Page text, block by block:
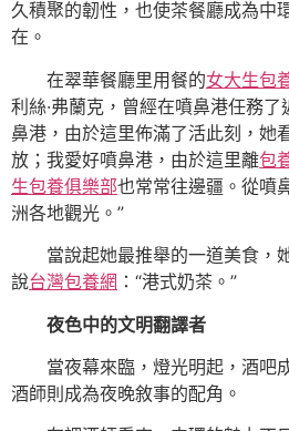
久積聚的韌性，也使茶餐廳成為中
在。
在翠華餐廳里用餐的女大生包
利絲·弗蘭克，曾經在噴鼻港任務
鼻港，由於這里佈滿了活此刻，她
放；我愛好噴鼻港，由於這里離包
生包養俱樂部也常常往邊疆。從噴
洲各地觀光。”
當說起她最推舉的一道美食，
說台灣包養網 ：“港式奶茶。”
夜色中的文明翻譯者
當夜幕來臨，燈光明起，酒吧
酒師則成為夜晚敘事的配角。